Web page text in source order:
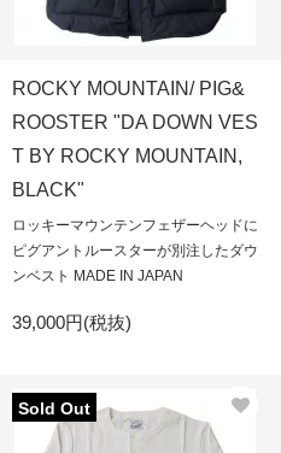
ROCKY MOUNTAIN/ PIG&
ROOSTER "DA DOWN VES
T BY ROCKY MOUNTAIN,
BLACK"
ロッキーマウンテンフェザーヘッドに
ピグアントルースターが別注したダウ
ンベスト MADE IN JAPAN
39,000円(税抜)
Sold Out